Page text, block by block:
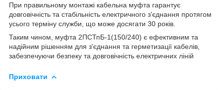
При правильному монтажі кабельна муфта гарантує
довговічність та стабільність електричного з'єднання протягом
усього терміну служби, що може досягати 30 років.
Таким чином, муфта 2ПСТпБ-1(150/240) є ефективним та
надійним рішенням для з'єднання та герметизації кабелів,
забезпечуючи безпеку та довговічність електричних ліній
Приховати